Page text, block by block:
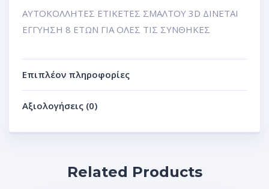
ΑΥΤΟΚΟΛΛΗΤΕΣ ΕΤΙΚΕΤΕΣ ΣΜΑΛΤΟΥ 3D ΔΙΝΕΤΑΙ
ΕΓΓΥΗΣΗ 8 ΕΤΩΝ ΓΙΑ ΟΛΕΣ ΤΙΣ ΣΥΝΘΗΚΕΣ
Επιπλέον πληροφορίες
Αξιολογήσεις (0)
Related Products